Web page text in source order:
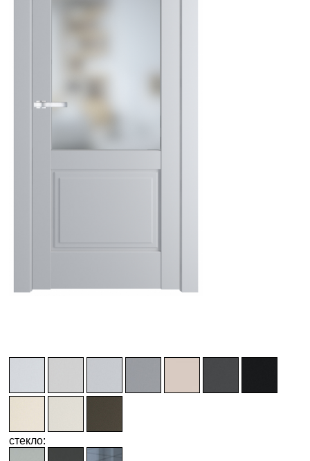
стекло: